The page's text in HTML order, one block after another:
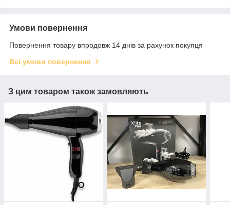
Умови повернення
Повернення товару впродовж 14 днів за рахунок покупця
Всі умови повернення
З цим товаром також замовляють